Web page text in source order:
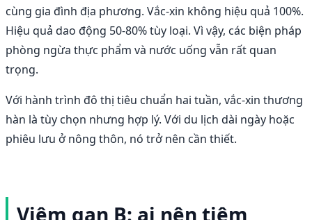
cùng gia đình địa phương. Vắc-xin không hiệu quả 100%.
Hiệu quả dao động 50-80% tùy loại. Vì vậy, các biện pháp
phòng ngừa thực phẩm và nước uống vẫn rất quan
trọng.
Với hành trình đô thị tiêu chuẩn hai tuần, vắc-xin thương
hàn là tùy chọn nhưng hợp lý. Với du lịch dài ngày hoặc
phiêu lưu ở nông thôn, nó trở nên cần thiết.
Viêm gan B: ai nên tiêm